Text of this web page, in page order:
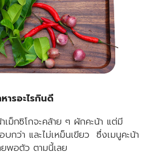
ารอะไรกินดี
ซิโกจะคล้าย ๆ ผักคะน้า แต่มี
บกว่า และไม่เหม็นเขียว ซึ่งเมนูคะน้า
พอตัว ตามนี้เลย